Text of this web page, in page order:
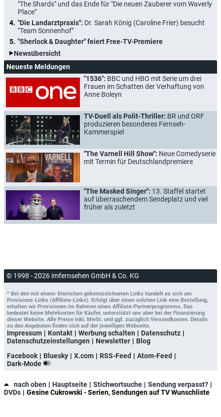
"The Shards" und das Ende für "Die neuen Zauberer vom Waverly
Place"
"Die Landarztpraxis": Dr. Sarah König (Caroline Frier) besucht
"Team Sonnenhof"
"Sherlock & Daughter" feiert Free-TV-Premiere
Newsübersicht
Neueste Meldungen
"1536": BBC und HBO mit Serie um drei
Frauen im Schatten der Verhaftung von
Anne Boleyn
TV-Duell als Polit-Thriller: BR und ORF
produzieren besonderes Fernseh-
Kammerspiel
"The Varnell Hill Show": Neue Comedyserie
mit Termin für Deutschlandpremiere
"The Masked Singer": 13. Staffel startet
auf überraschendem Sendeplatz und viel
früher als zuletzt
© 1998 - 2026 imfernsehen GmbH & Co. KG
* Bei den mit einem Sternchen gekennzeichneten Links handelt es sich um
Provisions-Links (Affiliate-Links). Erfolgt über einen solchen Link eine Bestellung,
erhalten wir Provisionen im Rahmen eines Affiliate-Partnerprogramms. Das
bedeutet keine Mehrkosten für Käufer, unterstützt uns aber bei der Finanzierung
dieser Website. Alle Preise inkl. MwSt. und ggf. zuzüglich Versandkosten. Details
zu den Angeboten finden sich auf der jeweiligen Webseite.
Impressum Kontakt Werbung schalten
Datenschutz
Datenschutzeinstellungen
Newsletter
Blog
Facebook
Bluesky X.com RSS-Feed
Atom-Feed
Dark-Mode
nach oben Hauptseite Stichwortsuche
Sendung verpasst?
DVDs
Gesine Cukrowski - Serien, Sendungen auf TV Wunschliste